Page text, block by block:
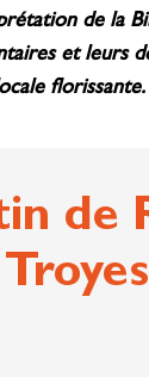
de la
et leurs
florissante.
de